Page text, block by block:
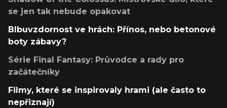
se jen tak nebude opakovat
Blbuvzdornost ve hrách: Přínos, nebo betonové
boty zábavy?
Série Final Fantasy: Průvodce a rady pro
začátečníky
Filmy, které se inspirovaly hrami (ale často to
nepřiznají)